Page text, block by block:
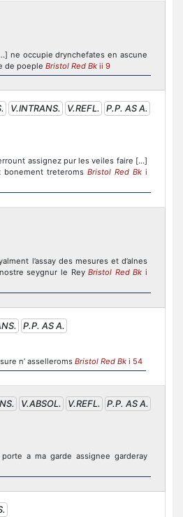
ne occupie drynchefates en ascune
de poeple Bristol Red Bk ii 9
V.INTRANS. V.REFL.
P.P. AS A.
assignez pur les veiles faire […]
bonement treteroms Bristol Red Bk i
l’assay des mesures et d’alnes
nostre seygnur le ReyBristol Red Bk i
P.P. AS A.
n’ asselleroms Bristol Red Bk i 54
V.ABSOL. V.REFL.
P.P. AS A.
a ma garde assignee garderay